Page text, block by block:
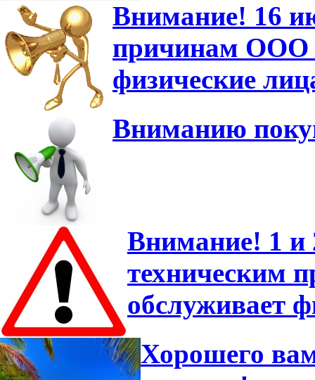
Внимание! 16
причинам ООО
физические
Вниманию
Внимание! 1 и
техническим
обслуживает
Хорошего